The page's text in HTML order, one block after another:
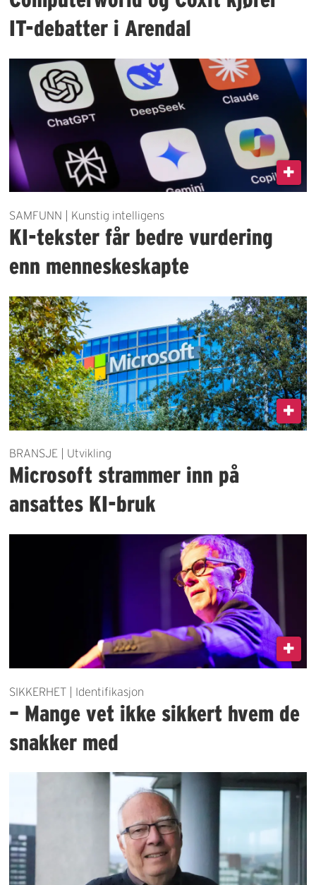
IT-debatter i Arendal
SAMFUNN | Kunstig intelligens
KI-tekster får bedre vurdering
enn menneskeskapte
BRANSJE | Utvikling
Microsoft strammer inn på
ansattes KI-bruk
SIKKERHET | Identifikasjon
– Mange vet ikke sikkert hvem de
snakker med